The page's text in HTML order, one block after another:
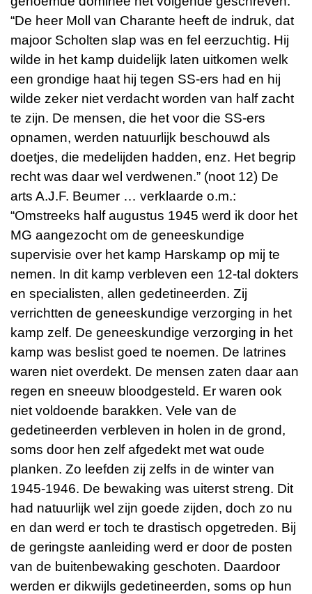
“De heer Moll van Charante heeft de indruk, dat
majoor Scholten slap was en fel eerzuchtig. Hij
wilde in het kamp duidelijk laten uitkomen welk
een grondige haat hij tegen SS-ers had en hij
wilde zeker niet verdacht worden van half zacht
te zijn. De mensen, die het voor die SS-ers
opnamen, werden natuurlijk beschouwd als
doetjes, die medelijden hadden, enz. Het begrip
recht was daar wel verdwenen.” (noot 12) De
arts A.J.F. Beumer … verklaarde o.m.:
“Omstreeks half augustus 1945 werd ik door het
MG aangezocht om de geneeskundige
supervisie over het kamp Harskamp op mij te
nemen. In dit kamp verbleven een 12-tal dokters
en specialisten, allen gedetineerden. Zij
verrichtten de geneeskundige verzorging in het
kamp zelf. De geneeskundige verzorging in het
kamp was beslist goed te noemen. De latrines
waren niet overdekt. De mensen zaten daar aan
regen en sneeuw bloodgesteld. Er waren ook
niet voldoende barakken. Vele van de
gedetineerden verbleven in holen in de grond,
soms door hen zelf afgedekt met wat oude
planken. Zo leefden zij zelfs in de winter van
1945-1946. De bewaking was uiterst streng. Dit
had natuurlijk wel zijn goede zijden, doch zo nu
en dan werd er toch te drastisch opgetreden. Bij
de geringste aanleiding werd er door de posten
van de buitenbewaking geschoten. Daardoor
werden er dikwijls gedetineerden, soms op hun